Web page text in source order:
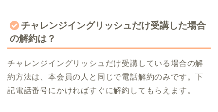
チャレンジイングリッシュだけ受講した場合
の解約は？
チャレンジイングリッシュだけ受講している場合の解
約方法は、本会員の人と同じで電話解約のみです。下
記電話番号にかければすぐに解約してもらえます。